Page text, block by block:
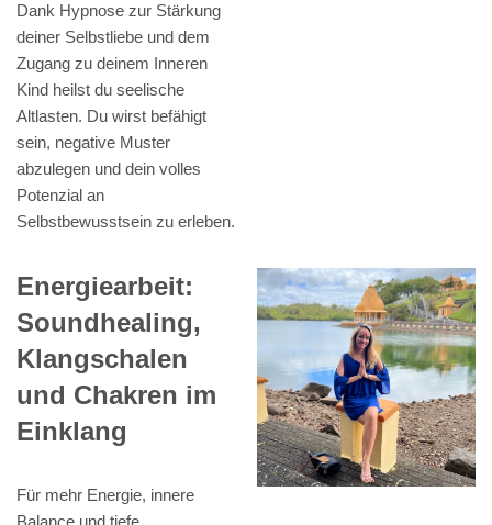
Dank Hypnose zur Stärkung
deiner Selbstliebe und dem
Zugang zu deinem Inneren
Kind heilst du seelische
Altlasten. Du wirst befähigt
sein, negative Muster
abzulegen und dein volles
Potenzial an
Selbstbewusstsein zu erleben.
Energiearbeit:
Soundhealing,
Klangschalen
und Chakren im
Einklang
Für mehr Energie, innere
Balance und tiefe